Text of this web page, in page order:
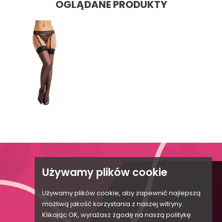
Używamy plików cookie
Używamy plików cookie, aby zapewnić najlepszą
możliwą jakość korzystania z naszej witryny.
Klikając OK, wyrażasz zgodę na naszą politykę
OGLĄDANE PRODUKTY
